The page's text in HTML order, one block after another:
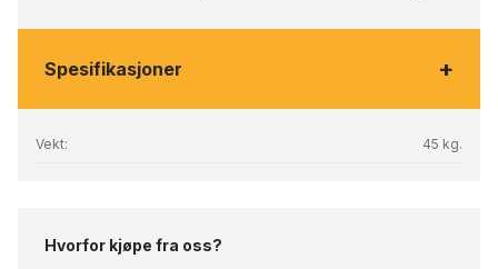
Spesifikasjoner +
Vekt: 45 kg.
Hvorfor kjøpe fra oss?